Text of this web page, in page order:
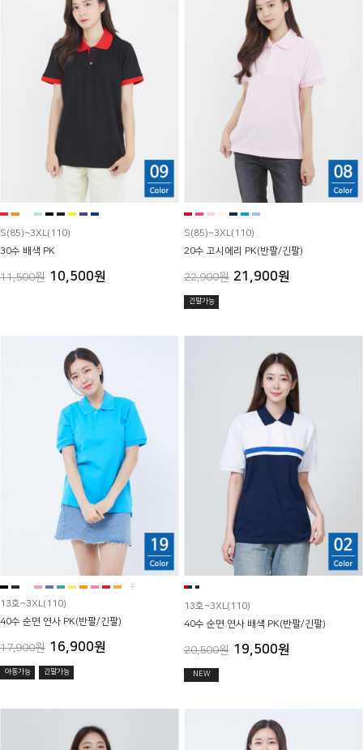
S(85)~3XL(110)
30수 배색 PK
11,500원 10,500원
S(85)~3XL(110)
20수 고시에리 PK(반팔/긴팔)
22,900원 21,900원
긴팔가능
+
13호~3XL(110)
40수 순면 연사 PK(반팔/긴팔)
17,900원 16,900원
아동가능 긴팔가능
13호~3XL(110)
40수 순면 연사 배색 PK(반팔/긴팔)
20,500원 19,500원
NEW